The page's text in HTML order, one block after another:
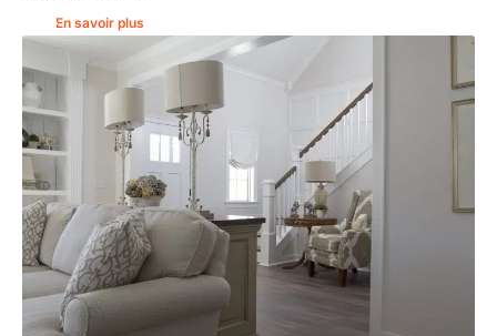
En savoir plus